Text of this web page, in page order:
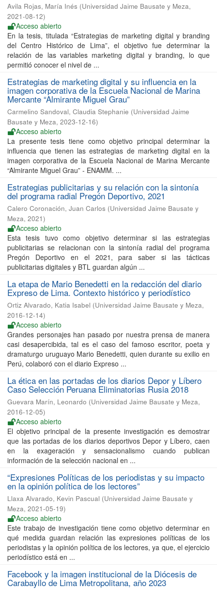
Avila Rojas, María Inés (Universidad Jaime Bausate y Meza,
2021-08-12)
Acceso abierto
En la tesis, titulada “Estrategias de marketing digital y branding
del Centro Histórico de Lima”, el objetivo fue determinar la
relación de las variables marketing digital y branding, lo que
permitió conocer el nivel de ...
Estrategias de marketing digital y su influencia en la
imagen corporativa de la Escuela Nacional de Marina
Mercante “Almirante Miguel Grau”
Carmelino Sandoval, Claudia Stephanie (Universidad Jaime
Bausate y Meza, 2023-12-16)
Acceso abierto
La presente tesis tiene como objetivo principal determinar la
influencia que tienen las estrategias de marketing digital en la
imagen corporativa de la Escuela Nacional de Marina Mercante
“Almirante Miguel Grau” - ENAMM. ...
Estrategias publicitarias y su relación con la sintonía
del programa radial Pregón Deportivo, 2021
Calero Coronación, Juan Carlos (Universidad Jaime Bausate y
Meza, 2021)
Acceso abierto
Esta tesis tuvo como objetivo determinar si las estrategias
publicitarias se relacionan con la sintonía radial del programa
Pregón Deportivo en el 2021, para saber si las tácticas
publicitarias digitales y BTL guardan algún ...
La etapa de Mario Benedetti en la redacción del diario
Expreso de Lima. Contexto histórico y periodístico
Ortiz Alvarado, Katia Isabel (Universidad Jaime Bausate y Meza,
2016-12-14)
Acceso abierto
Grandes personajes han pasado por nuestra prensa de manera
casi desapercibida, tal es el caso del famoso escritor, poeta y
dramaturgo uruguayo Mario Benedetti, quien durante su exilio en
Perú, colaboró con el diario Expreso ...
La ética en las portadas de los diarios Depor y Líbero
Caso Selección Peruana Eliminatorias Rusia 2018
Guevara Marín, Leonardo (Universidad Jaime Bausate y Meza,
2016-12-05)
Acceso abierto
El objetivo principal de la presente investigación es demostrar
que las portadas de los diarios deportivos Depor y Líbero, caen
en la exageración y sensacionalismo cuando publican
información de la selección nacional en ...
“Expresiones Políticas de los periodistas y su impacto
en la opinión política de los lectores”
Llaxa Alvarado, Kevin Pascual (Universidad Jaime Bausate y
Meza, 2021-05-19)
Acceso abierto
Este trabajo de investigación tiene como objetivo determinar en
qué medida guardan relación las expresiones políticas de los
periodistas y la opinión política de los lectores, ya que, el ejercicio
periodístico está en ...
Facebook y la imagen institucional de la Diócesis de
Carabayllo de Lima Metropolitana, año 2023